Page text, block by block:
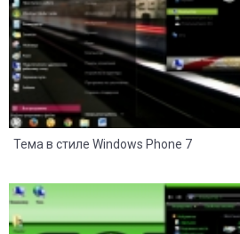
Тема в стиле Windows Phone 7